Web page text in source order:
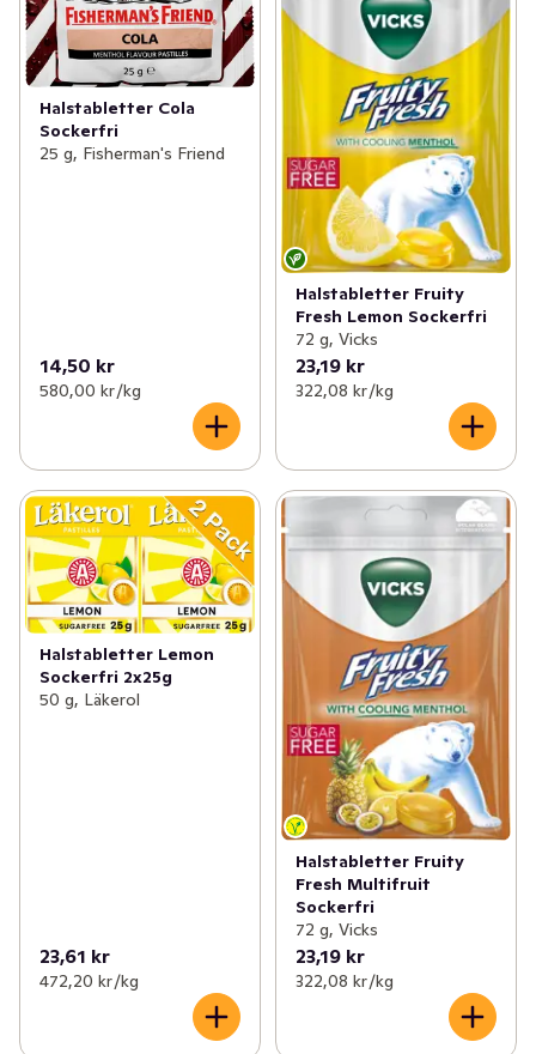
Halstabletter Cola
Sockerfri
25 g, Fisherman's Friend
14,50 kr
580,00 kr /kg
Halstabletter Fruity
Fresh Lemon Sockerfri
72 g, Vicks
23,19 kr
322,08 kr /kg
Halstabletter Lemon
Sockerfri 2x25g
50 g, Läkerol
23,61 kr
472,20 kr /kg
Halstabletter Fruity
Fresh Multifruit
Sockerfri
72 g, Vicks
23,19 kr
322,08 kr /kg